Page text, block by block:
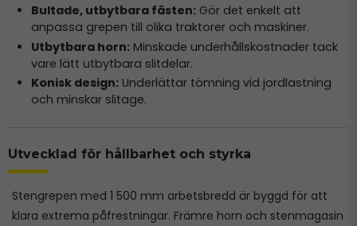
Bultade, utbytbara fästen:Gör det enkelt att
anpassa grepen till olika traktorer och maskiner.
Utbytbara horn:Minskade underhållskostnader tack
vare lätt utbytbara slitdelar.
Konisk design:Underlättar tömning vid jordlastning
och minskar slitage.
Utvecklad för hållbarhet och styrka
Stengrepen med 1 500 mm arbetsbredd är byggd för att
klara extrema påfrestningar. Främre horn och stenmagasin